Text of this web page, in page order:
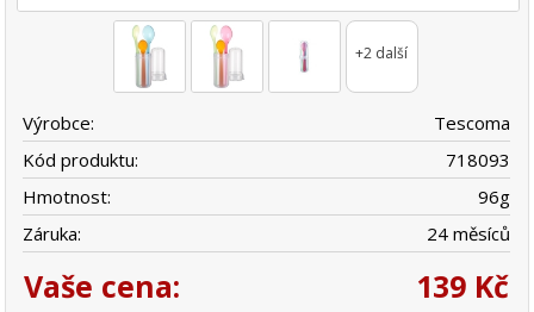
+2 další
Výrobce:
Tescoma
Kód produktu:
718093
Hmotnost:
96g
Záruka:
24 měsíců
Vaše cena: 139 Kč